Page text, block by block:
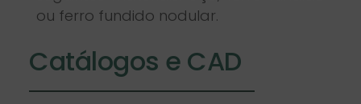
ou ferro fundido nodular.
Catálogos e CAD